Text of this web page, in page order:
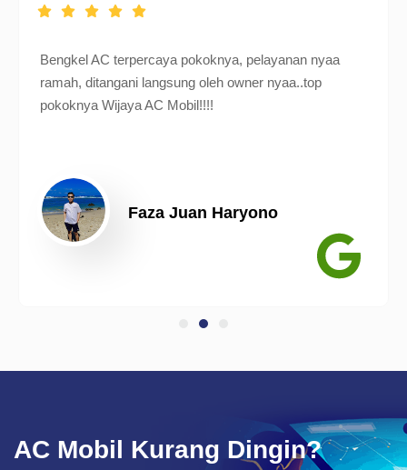
Bengkel AC terpercaya pokoknya, pelayanan nyaa
ramah, ditangani langsung oleh owner nyaa..top
pokoknya Wijaya AC Mobil!!!!
Faza Juan Haryono
AC Mobil Kurang Dingin?